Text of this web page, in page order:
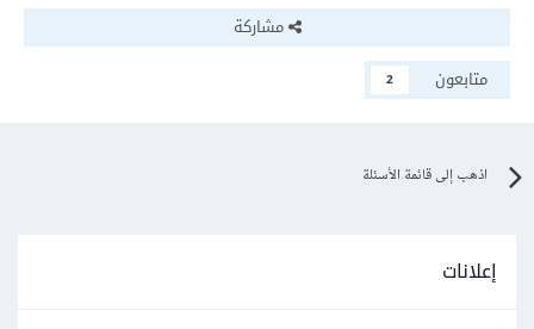
مشاركة
متابعون
2
اذهب إلى قائمة الأسئلة
إعلانات